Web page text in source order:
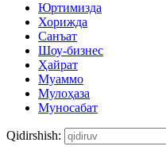
Юртимизда
Хорижда
Санъат
Шоу-бизнес
Ҳайрат
Муаммо
Мулоҳаза
Муносабат
Qidirshish: